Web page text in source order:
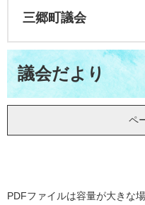
三郷町議会
本
文議会だより
ペ
PDFファイルは容量が大きな